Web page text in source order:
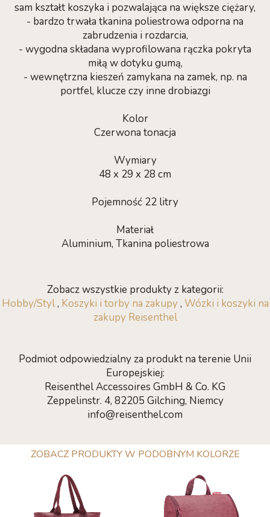
sam kształt koszyka i pozwalająca na większe ciężary,
- bardzo trwała tkanina poliestrowa odporna na
zabrudzenia i rozdarcia,
- wygodna składana wyprofilowana rączka pokryta
miłą w dotyku gumą,
- wewnętrzna kieszeń zamykana na zamek, np. na
portfel, klucze czy inne drobiazgi
Kolor
Czerwona tonacja
Wymiary
48 x 29 x 28 cm
Pojemność 22 litry
Materiał
Aluminium, Tkanina poliestrowa
Zobacz wszystkie produkty z kategorii:
Hobby/Styl, Koszyki i torby na zakupy, Wózki i koszyki na
zakupy Reisenthel
Podmiot odpowiedzialny za produkt na terenie Unii
Europejskiej:
Reisenthel Accessoires GmbH & Co. KG
Zeppelinstr. 4, 82205 Gilching, Niemcy
info@reisenthel.com
ZOBACZ PRODUKTY W PODOBNYM KOLORZE